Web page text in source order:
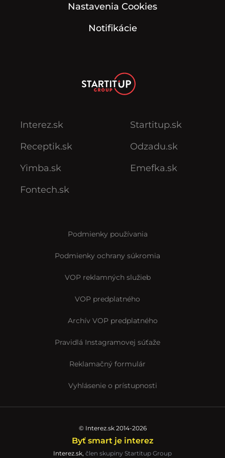
Nastavenia Cookies
Notifikácie
Interez.sk
Receptik.sk
Yimba.sk
Fontech.sk
Startitup.sk
Odzadu.sk
Emefka.sk
Podmienky používania
Podmienky ochrany súkromia
VOP reklamných služieb
VOP predplatného
Archív VOP predplatného
Pravidlá Instagramovej súťaže
Reklamačný formulár
Vyhlásenie o prístupnosti
© Interez.sk 2014-2026
Byť smart je interez
Interez.sk, člen skupiny Startitup Group